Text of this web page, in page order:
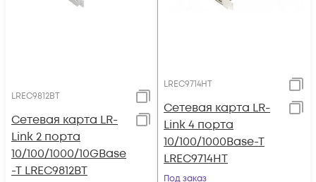
LREC9812BT
Сетевая карта LR-
Link 2 порта
10/100/1000/10GBase
-T LREC9812BT
LREC9714HT
Сетевая карта LR-
Link 4 порта
10/100/1000Base-T
LREC9714HT
Под заказ